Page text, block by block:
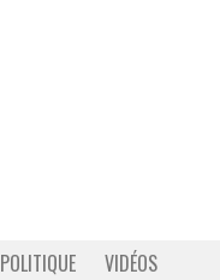
POLITIQUE VIDÉOS